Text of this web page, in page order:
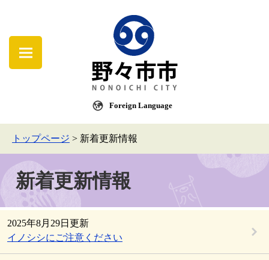
Foreign Language
トップページ > 新着更新情報
新着更新情報
2025年8月29日更新
イノシシにご注意ください